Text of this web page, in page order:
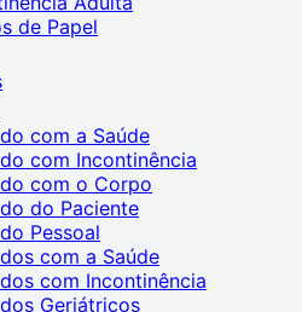
de Papel
com a Saúde
com Incontinência
com o Corpo
do Paciente
Pessoal
com a Saúde
com Incontinência
Geriátricos